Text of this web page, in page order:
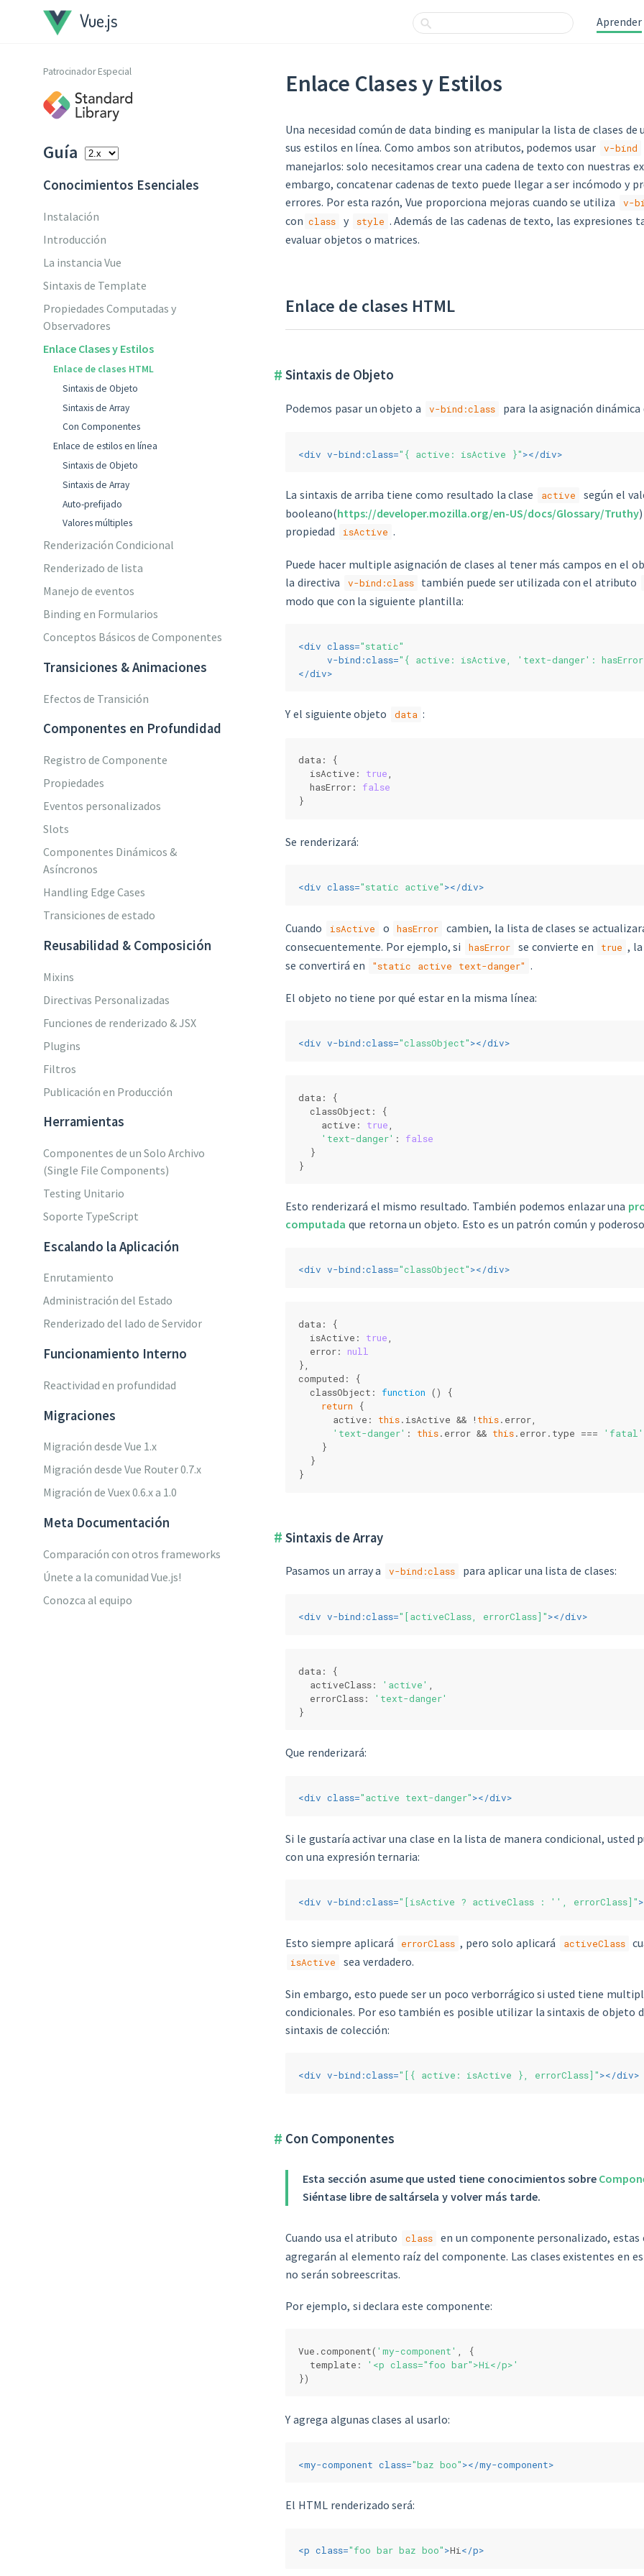
Vue.js Aprender
Patrocinador Especial
Guía
Conocimientos Esenciales
Instalación
Introducción
La instancia Vue
Sintaxis de Template
Propiedades Computadas y
Observadores
Enlace Clases y Estilos
Enlace de clases HTML
Sintaxis de Objeto
Sintaxis de Array
Con Componentes
Enlace de estilos en línea
Sintaxis de Objeto
Sintaxis de Array
Auto-prefijado
Valores múltiples
Renderización Condicional
Renderizado de lista
Manejo de eventos
Binding en Formularios
Conceptos Básicos de Componentes
Transiciones & Animaciones
Efectos de Transición
Componentes en Profundidad
Registro de Componente
Propiedades
Eventos personalizados
Slots
Componentes Dinámicos &
Asíncronos
Handling Edge Cases
Transiciones de estado
Reusabilidad & Composición
Mixins
Directivas Personalizadas
Funciones de renderizado & JSX
Plugins
Filtros
Publicación en Producción
Herramientas
Componentes de un Solo Archivo
(Single File Components)
Testing Unitario
Soporte TypeScript
Escalando la Aplicación
Enrutamiento
Administración del Estado
Renderizado del lado de Servidor
Funcionamiento Interno
Reactividad en profundidad
Migraciones
Migración desde Vue 1.x
Migración desde Vue Router 0.7.x
Migración de Vuex 0.6.x a 1.0
Meta Documentación
Comparación con otros frameworks
Únete a la comunidad Vue.js!
Conozca al equipo
Enlace Clases y Estilos
Una necesidad común de data binding es manipular la lista de clases de
sus estilos en línea. Como ambos son atributos, podemos usar
v-bind
manejarlos: solo necesitamos crear una cadena de texto con nuestras
embargo, concatenar cadenas de texto puede llegar a ser incómodo y
errores. Por esta razón, Vue proporciona mejoras cuando se utiliza
v-
con class y style . Además de las cadenas de texto, las expresiones
evaluar objetos o matrices.
Enlace de clases HTML
Sintaxis de Objeto
Podemos pasar un objeto a v-bind:class para la asignación dinámica
<div v-bind:class="{ active: isActive }"></div>
La sintaxis de arriba tiene como resultado la clase active
según el
booleano(https://developer.mozilla.org/en-US/docs/Glossary/Truthy
propiedad
isActive .
Puede hacer multiple asignación de clases al tener más campos en el
la directiva
v-bind:class también puede ser utilizada con el atributo
modo que con la siguiente plantilla:
<div class="static"
v-bind:class="{ active: isActive, 'text-danger':
</div>
Y el siguiente objeto data :
data: {
  isActive:
true,
  hasError:
false
}
Se renderizará:
<div class="static active"></div>
Cuando isActive o hasError
cambien, la lista de clases se
consecuentemente. Por ejemplo, si
hasError se convierte en true ,
se convertirá en
"static active text-danger" .
El objeto no tiene por qué estar en la misma línea:
<div v-bind:class="classObject"></div>
data: {
  classObject: {
    active:
true
'text-danger' : false
  }
}
Esto renderizará el mismo resultado. También podemos enlazar una
computada que retorna un objeto. Esto es un patrón común y
<div v-bind:class="classObject"></div>
data: {
  isActive:
true
  error:
null
},
computed: {
  classObject:
function ( )
{
return {
      active:
this.isActive && ! this.error,
'text-danger' : this.error && this.error.type ===
'fatal'
    }
  }
}
Sintaxis de Array
Pasamos un array a v-bind:class para aplicar una lista de clases:
<div v-bind:class="[activeClass, errorClass]"></div>
data: {
  activeClass:
'active'
  errorClass:
'text-danger'
}
Que renderizará:
<div class="active text-danger"></div>
Si le gustaría activar una clase en la lista de manera condicional, usted
con una expresión ternaria:
<div v-bind:class="[isActive ? activeClass : '', errorClass]">
Esto siempre aplicará errorClass , pero solo aplicará activeClass
isActive sea verdadero.
Sin embargo, esto puede ser un poco verborrágico si usted tiene
condicionales. Por eso también es posible utilizar la sintaxis de objeto
sintaxis de colección:
<div v-bind:class="[{ active: isActive }, errorClass]"></div>
Con Componentes
Esta sección asume que usted tiene conocimientos sobre
Siéntase libre de saltársela y volver más tarde.
Cuando usa el atributo class
en un componente personalizado, estas
agregarán al elemento raíz del componente. Las clases existentes en
no serán sobreescritas.
Por ejemplo, si declara este componente:
Vue.component( 'my-component'
, {
  template:
'<p class="foo bar">Hi</p>'
})
Y agrega algunas clases al usarlo:
<my-component class="baz boo"></my-component>
El HTML renderizado será:
<p class="foo bar baz boo">Hi</p>